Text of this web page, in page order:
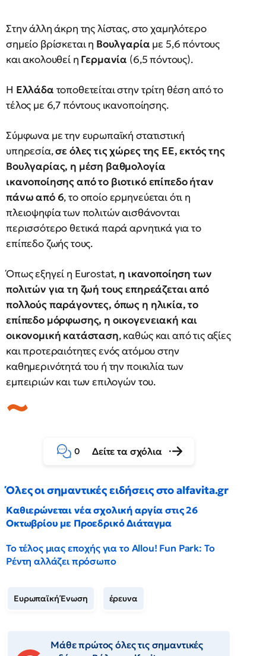
Στην άλλη άκρη της λίστας, στο χαμηλότερο
σημείο βρίσκεται η Βουλγαρία με 5,6 πόντους
και ακολουθεί η Γερμανία (6,5 πόντους).
Η Ελλάδα τοποθετείται στην τρίτη θέση από το
τέλος με 6,7 πόντους ικανοποίησης.
Σύμφωνα με την ευρωπαϊκή στατιστική
υπηρεσία,σε όλες τις χώρες της ΕΕ, εκτός της
Βουλγαρίας, η μέση βαθμολογία
ικανοποίησης από το βιοτικό επίπεδο ήταν
πάνω από 6, το οποίο ερμηνεύεται ότι η
πλειοψηφία των πολιτών αισθάνονται
περισσότερο θετικά παρά αρνητικά για το
επίπεδο ζωής τους.
Όπως εξηγεί η Eurostat, η ικανοποίηση των
πολιτών για τη ζωή τους επηρεάζεται από
πολλούς παράγοντες, όπως η ηλικία, το
επίπεδο μόρφωσης, η οικογενειακή και
οικονομική κατάσταση, καθώς και από τις αξίες
και προτεραιότητες ενός ατόμου στην
καθημερινότητά του ή την ποικιλία των
εμπειριών και των επιλογών του.
0 Δείτε τα σχόλια
Όλες οι σημαντικές ειδήσεις στο alfavita.gr
Καθιερώνεται νέα σχολική αργία στις 26
Οκτωβρίου με Προεδρικό Διάταγμα
Το τέλος μιας εποχής για το Allou! Fun Park: Το
Ρέντη αλλάζει πρόσωπο
Ευρωπαϊκή Ένωση έρευνα
Μάθε πρώτος όλες τις σημαντικές